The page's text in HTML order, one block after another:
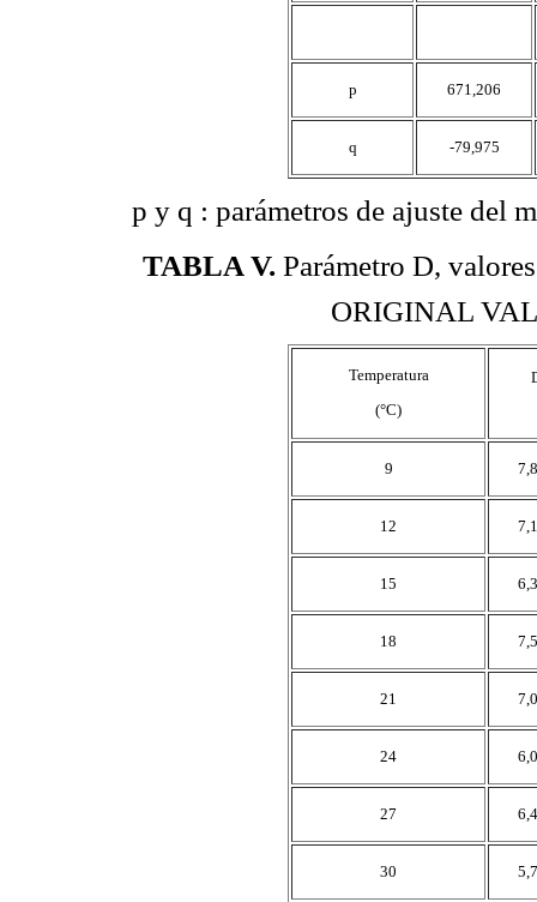
p 671,206
q -79,975
p y q : parámetros de ajuste del
TABLA V. Parámetro D,
ORIGINAL
Temperatura
(°C)
9
12
15
18
21
24
27
30